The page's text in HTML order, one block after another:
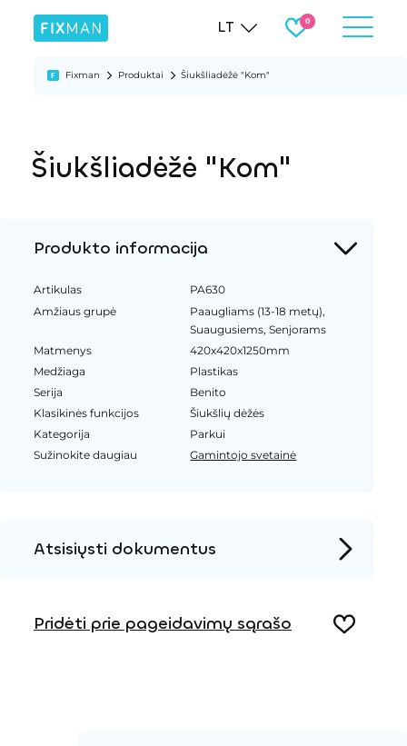
LT
Fixman Produktai Šiukšliadėžė "Kom"
Šiukšliadėžė "Kom"
Produkto informacija
Artikulas
PA630
Amžiaus grupė
Paaugliams (13-18 metų),
Suaugusiems, Senjorams
Matmenys
420x420x1250mm
Medžiaga
Plastikas
Serija
Benito
Klasikinės funkcijos
Šiukšlių dėžės
Kategorija
Parkui
Sužinokite daugiau
Gamintojo svetainė
Atsisiųsti dokumentus
Pridėti prie pageidavimų sąrašo